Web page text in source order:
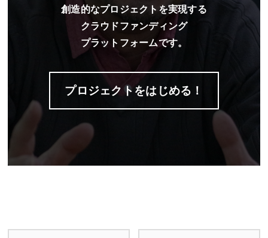
創造的なプロジェクトを実現する
クラウドファンディング
プラットフォームです。
プロジェクトをはじめる！